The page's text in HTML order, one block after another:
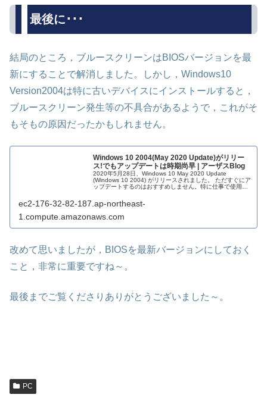
最後に･･･
結局のところ，ブルースクリーンはBIOSバージョンを最
新にすることで解消しました。しかし，Windows10
Version2004は特に古いデバイスにインストールすると，
ブルースクリーン発生等の不具合があるようで，これがそ
もそもの原因だったかもしれません。
Windows 10 2004(May 2020 Update)がリリー
ス!でもアップデートは時期尚早 | アーザスBlog
2020年5月28日、Windows 10 May 2020 Update
(Windows 10 2004) がリリースされました。 ただすぐにア
ップデートするのはおすすめしません。特に仕事で使用し
ec2-176-32-82-187.ap-northeast-
1.compute.amazonaws.com
改めて思いましたが，BIOSを最新バージョンにしておく
こと，非常に重要ですね～。
最後までご覧くださりありがとうございました～。
PC